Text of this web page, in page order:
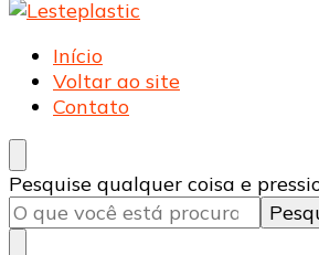
Lesteplastic
Blog – Lesteplastic
Lesteplastic
Blog – Lesteplastic
Início
Voltar ao site
Contato
Procurando
algo?
Pesquise qualquer coisa e